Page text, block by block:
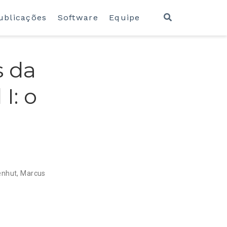
Software Equipe
da
o
,Marcus